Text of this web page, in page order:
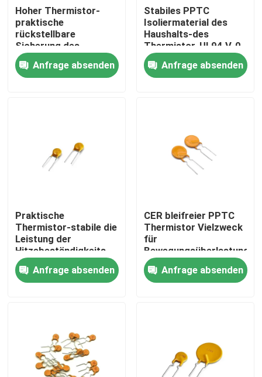
Zu Hause
Produkte
Über uns
Qualitätskontrolle
Kontakt mit uns
Rechtssachen
Ptc-Thermistor
Hoher Thermistor-
praktische
rückstellbare
Sicherung des
Molekül-Polymer-
PPTCAnfrage absenden
Stabiles PPTC
Isoliermaterial des
Haushalts-des
Thermistor-UL94 V-0
Anfrage absenden
Praktische
Thermistor-stabile die
Leistung der
Hitzebeständigkeits-
PPTC
Anfrage absenden
CER bleifreier PPTC
Thermistor Vielzweck
für
Bewegungsüberlastung
Anfrage absenden